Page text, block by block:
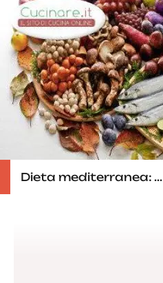
Dieta mediterranea: ...